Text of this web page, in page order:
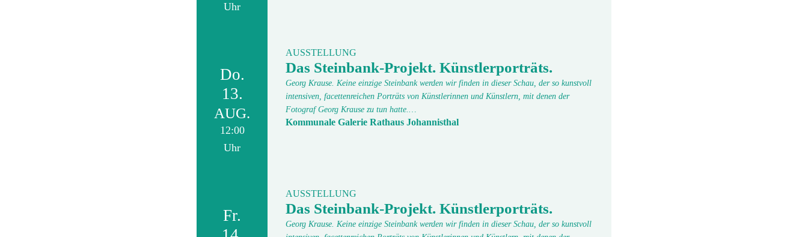
Uhr
Do.
13.
AUG.
12:00
Uhr
AUSSTELLUNG
Das Steinbank-Projekt. Künstlerporträts.
Georg Krause. Keine einzige Steinbank werden wir finden in dieser Schau, der so kunstvoll
intensiven, facettenreichen Porträts von Künstlerinnen und Künstlern, mit denen der
Fotograf Georg Krause zu tun hatte.…
Kommunale Galerie Rathaus Johannisthal
Fr.
AUSSTELLUNG
Das Steinbank-Projekt. Künstlerporträts.
Georg Krause. Keine einzige Steinbank werden wir finden in dieser Schau, der so kunstvoll